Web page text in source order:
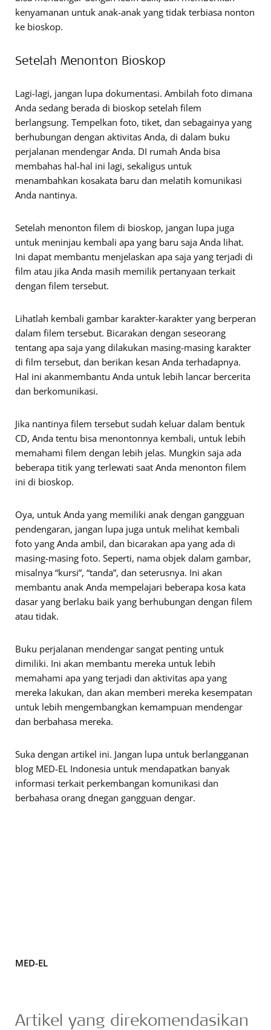
kenyamanan untuk anak-anak yang tidak terbiasa nonton
ke bioskop.
Setelah Menonton Bioskop
Lagi-lagi, jangan lupa dokumentasi. Ambilah foto dimana
Anda sedang berada di bioskop setelah filem
berlangsung. Tempelkan foto, tiket, dan sebagainya yang
berhubungan dengan aktivitas Anda, di dalam buku
perjalanan mendengar Anda. DI rumah Anda bisa
membahas hal-hal ini lagi, sekaligus untuk
menambahkan kosakata baru dan melatih komunikasi
Anda nantinya.
Setelah menonton filem di bioskop, jangan lupa juga
untuk meninjau kembali apa yang baru saja Anda lihat.
Ini dapat membantu menjelaskan apa saja yang terjadi di
film atau jika Anda masih memilik pertanyaan terkait
dengan filem tersebut.
Lihatlah kembali gambar karakter-karakter yang berperan
dalam filem tersebut. Bicarakan dengan seseorang
tentang apa saja yang dilakukan masing-masing karakter
di film tersebut, dan berikan kesan Anda terhadapnya.
Hal ini akanmembantu Anda untuk lebih lancar bercerita
dan berkomunikasi.
Jika nantinya filem tersebut sudah keluar dalam bentuk
CD, Anda tentu bisa menontonnya kembali, untuk lebih
memahami filem dengan lebih jelas. Mungkin saja ada
beberapa titik yang terlewati saat Anda menonton filem
ini di bioskop.
Oya, untuk Anda yang memiliki anak dengan gangguan
pendengaran, jangan lupa juga untuk melihat kembali
foto yang Anda ambil, dan bicarakan apa yang ada di
masing-masing foto. Seperti, nama objek dalam gambar,
misalnya “kursi”, “tanda”, dan seterusnya. Ini akan
membantu anak Anda mempelajari beberapa kosa kata
dasar yang berlaku baik yang berhubungan dengan filem
atau tidak.
Buku perjalanan mendengar sangat penting untuk
dimiliki. Ini akan membantu mereka untuk lebih
memahami apa yang terjadi dan aktivitas apa yang
mereka lakukan, dan akan memberi mereka kesempatan
untuk lebih mengembangkan kemampuan mendengar
dan berbahasa mereka.
Suka dengan artikel ini. Jangan lupa untuk berlangganan
blog MED-EL Indonesia untuk mendapatkan banyak
informasi terkait perkembangan komunikasi dan
berbahasa orang dnegan gangguan dengar.
MED-EL
Artikel yang direkomendasikan